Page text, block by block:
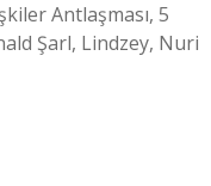
Antlaşması, 5
Şarl, Lindzey, Nuri